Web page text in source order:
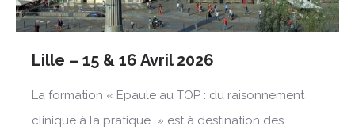
Lille – 15 & 16 Avril 2026
La formation « Epaule au TOP : du raisonnement
clinique à la pratique » est à destination des